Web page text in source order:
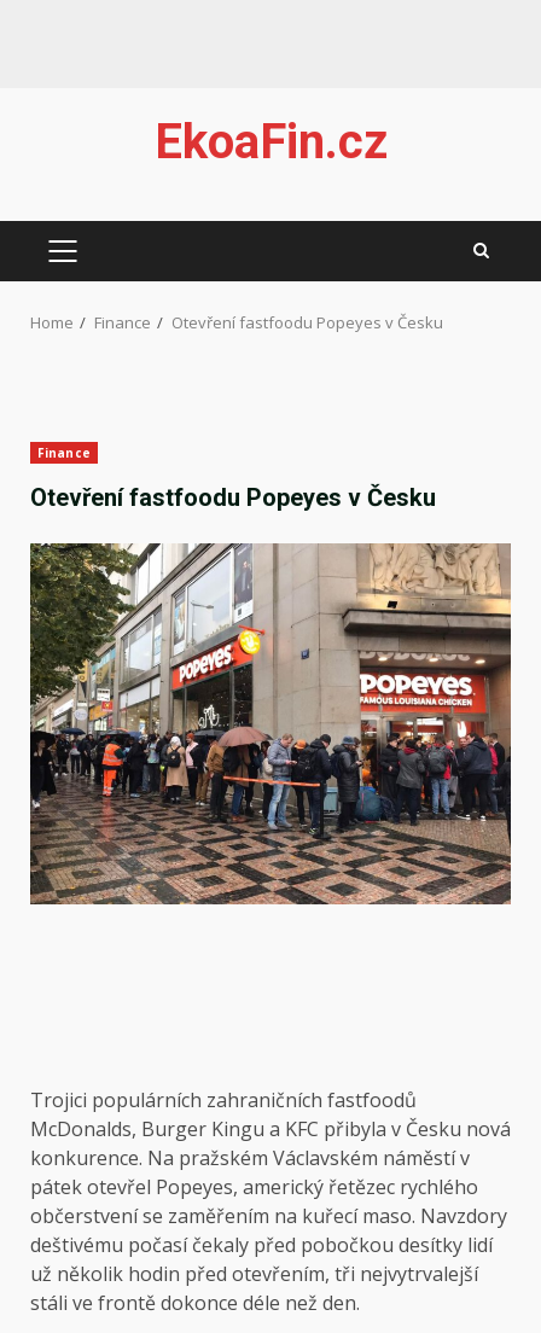
EkoaFin.cz
PRIMARY
Home Finance Otevření fastfoodu Popeyes v Česku
Finance
Otevření fastfoodu Popeyes v Česku
Trojici populárních zahraničních fastfoodů
McDonalds, Burger Kingu a KFC přibyla v Česku nová
konkurence. Na pražském Václavském náměstí v
pátek otevřel Popeyes, americký řetězec rychlého
občerstvení se zaměřením na kuřecí maso. Navzdory
deštivému počasí čekaly před pobočkou desítky lidí
už několik hodin před otevřením, tři nejvytrvalejší
stáli ve frontě dokonce déle než den.